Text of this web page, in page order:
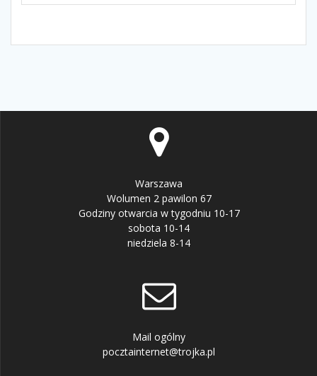
Warszawa
Wolumen 2 pawilon 67
Godziny otwarcia w tygodniu 10-17
sobota 10-14
niedziela 8-14
Mail ogólny
pocztainternet@trojka.pl